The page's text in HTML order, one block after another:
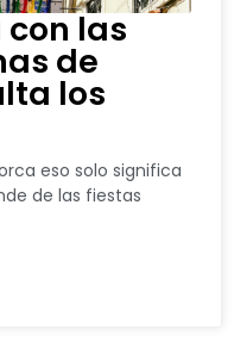
las
de
los
eso solo significa
de las fiestas